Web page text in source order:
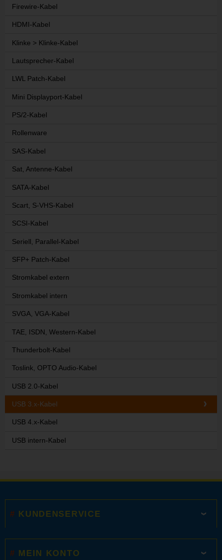
Firewire-Kabel
HDMI-Kabel
Klinke > Klinke-Kabel
Lautsprecher-Kabel
LWL Patch-Kabel
Mini Displayport-Kabel
PS/2-Kabel
Rollenware
SAS-Kabel
Sat, Antenne-Kabel
SATA-Kabel
Scart, S-VHS-Kabel
SCSI-Kabel
Seriell, Parallel-Kabel
SFP+ Patch-Kabel
Stromkabel extern
Stromkabel intern
SVGA, VGA-Kabel
TAE, ISDN, Western-Kabel
Thunderbolt-Kabel
Toslink, OPTO Audio-Kabel
USB 2.0-Kabel
USB 3.x-Kabel
USB 4.x-Kabel
USB intern-Kabel
KUNDENSERVICE
MEIN KONTO